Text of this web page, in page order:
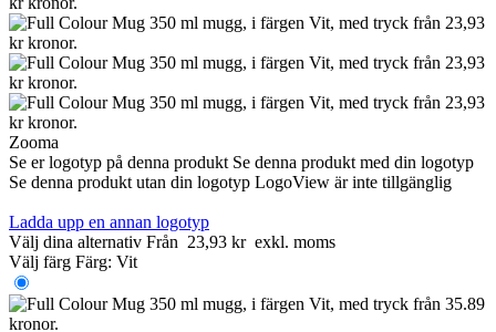
Zooma
Se er logotyp på denna produkt Se denna produkt med din logotyp
Se denna produkt utan din logotyp LogoView är inte tillgänglig
Ladda upp en annan logotyp
Välj dina alternativ Från 23,93 kr exkl. moms
Välj färg Färg: Vit